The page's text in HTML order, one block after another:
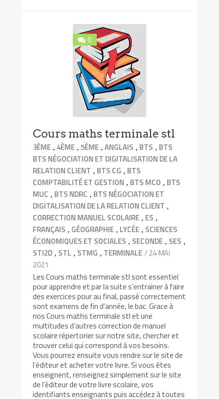
0
Cours maths terminale stl
3ÈME , 4ÈME ,5ÈME ,ANGLAIS , BTS , BTS
BTS NÉGOCIATION ET DIGITALISATION DE LA
RELATION CLIENT , BTS CG , BTS
COMPTABILITÉ ET GESTION , BTS MCO , BTS
MUC , BTS NDRC , BTS NÉGOCIATION ET
DIGITALISATION DE LA RELATION CLIENT ,
CORRECTION MANUEL SCOLAIRE , ES ,
FRANÇAIS , GÉOGRAPHIE , LYCÉE , SCIENCES
ÉCONOMIQUES ET SOCIALES , SECONDE , SES ,
STI2D , STL , STMG , TERMINALE/ 24 MAI
2021
Les Cours maths terminale stl sont essentiel
pour apprendre et par la suite s’entrainer à faire
des exercices pour au final, passé correctement
sont examens de fin d’année, le bac. Grace à
nos Cours maths terminale stl et une
multitudes d’autres correction de manuel
scolaire répertorier sur notre site, chercher et
trouver celui qui correspond à vos besoins.
Vous pourrez ensuite vous rendre sur le site de
l’éditeur et acheter votre livre. Si vous êtes
enseignent, renseignez simplement sur le site
de l’éditeur de votre livre scolaire, vos
identifiants enseignants puis accédez à toutes